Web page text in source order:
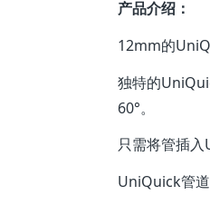
产品介绍：
12mm的
独特的
60°。
只需将管插
UniQuick管